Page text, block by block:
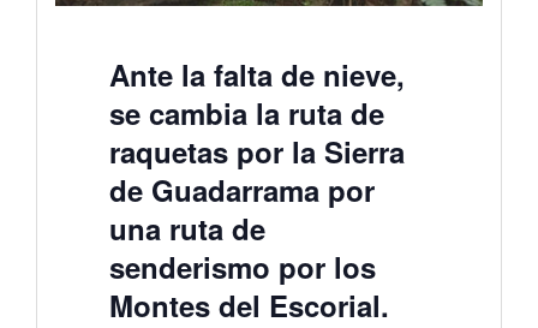
Ante la falta de nieve,
se cambia la ruta de
raquetas por la Sierra
de Guadarrama por
una ruta de
senderismo por los
Montes del Escorial.